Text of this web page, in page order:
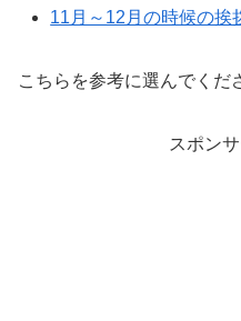
11月～12月の時候の挨
こちらを参考に選んでくだ
スポン